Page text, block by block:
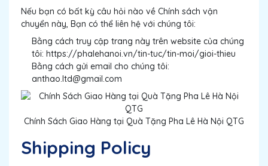
Nếu bạn có bất kỳ câu hỏi nào về Chính sách vận
chuyển này, Bạn có thể liên hệ với chúng tôi:
Bằng cách truy cập trang này trên website của chúng
tôi: https://phalehanoi.vn/tin-tuc/tin-moi/gioi-thieu
Bằng cách gửi email cho chúng tôi:
anthao.ltd@gmail.com
Chính Sách Giao Hàng tại Quà Tặng Pha Lê Hà Nội QTG
Shipping Policy